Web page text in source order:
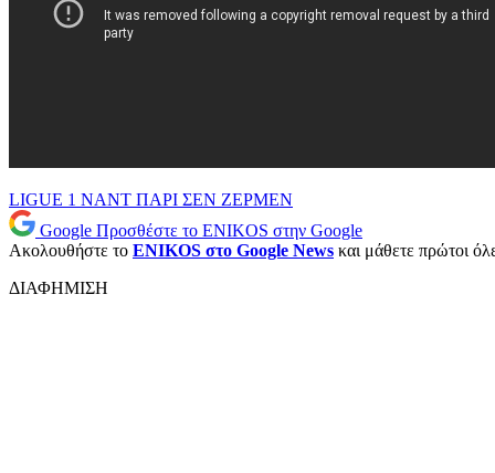
LIGUE 1 ΝΑΝΤ ΠΑΡΙ ΣΕΝ ΖΕΡΜΕΝ
Google Προσθέστε το ENIKOS στην Google
Ακολουθήστε το ENIKOS στο Google News και μάθετε πρώτοι
ΔΙΑΦΗΜΙΣΗ